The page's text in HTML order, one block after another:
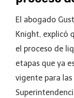
El abogado
Knight, explicó
el proceso de
etapas que ya
vigente para